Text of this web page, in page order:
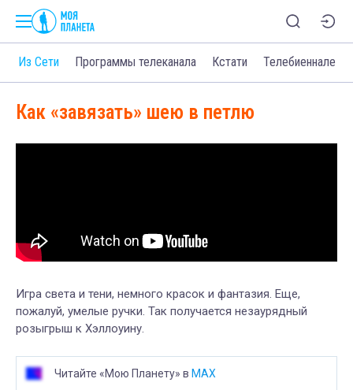
Из Сети Программы телеканала Кстати Телебиеннале
Как «завязать» шею в петлю
Игра света и тени, немного красок и фантазия. Еще,
пожалуй, умелые ручки. Так получается незаурядный
розыгрыш к Хэллоуину.
Читайте «Мою Планету» в MAX